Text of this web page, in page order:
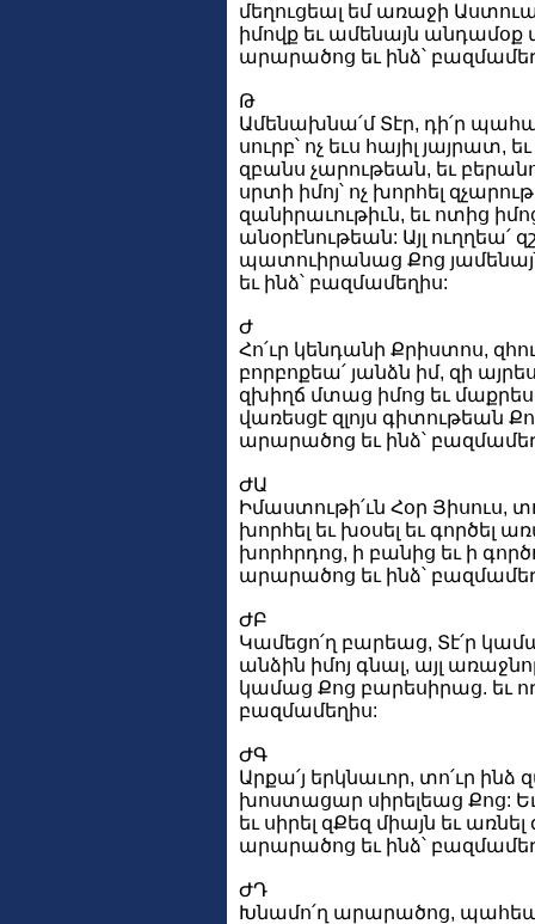
մեղուցեալ եմ առաջի
իմովք եւ ամենայն անդամօք
արարածոց եւ ինձ՝
Թ
Ամենախնա՛մ Տէր, դի՛ր
սուրբ՝ ոչ եւս հայիլ յայրատ,
զբանս չարութեան, եւ
սրտի իմոյ՝ ոչ խորհել
զանիրաւութիւն, եւ ոտից
անօրէնութեան: Այլ ուղղեա՛
պատուիրանաց Քոց
եւ ինձ՝ բազմամեղիս:
Ժ
Հո՛ւր կենդանի Քրիստոս,
բորբոքեա՛ յանձն իմ, զի
զխիղճ մտաց իմոց եւ
վառեսցէ զլոյս գիտութեան
արարածոց եւ ինձ՝
ԺԱ
Իմաստութի՛ւն Հօր Յիսուս,
խորհել եւ խօսել եւ գործել
խորհրդոց, ի բանից եւ ի
արարածոց եւ ինձ՝
ԺԲ
Կամեցո՛ղ բարեաց, Տէ՛ր
անձին իմոյ գնալ, այլ
կամաց Քոց բարեսիրաց. եւ
բազմամեղիս:
ԺԳ
Արքա՛յ երկնաւոր, տո՛ւր ինձ
խոստացար սիրելեաց Քոց:
եւ սիրել զՔեզ միայն եւ
արարածոց եւ ինձ՝
ԺԴ
Խնամո՛ղ արարածոց,